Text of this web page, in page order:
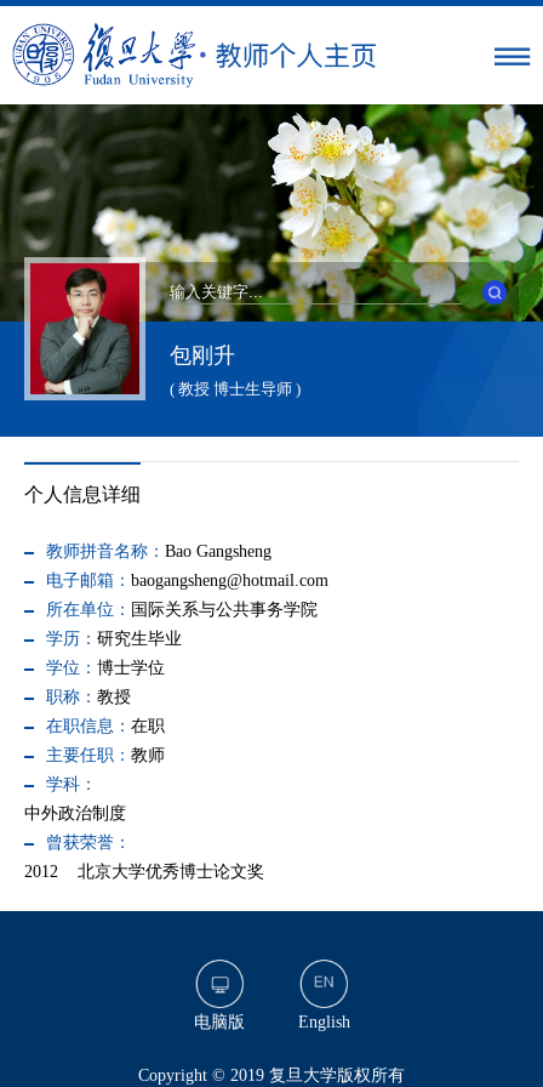
包刚升
( 教授 博士生导师 )
个人信息详细
教师拼音名称： Bao Gangsheng
电子邮箱： baogangsheng@hotmail.com
所在单位： 国际关系与公共事务学院
学历： 研究生毕业
学位： 博士学位
职称： 教授
在职信息： 在职
主要任职： 教师
学科：
中外政治制度
曾获荣誉：
2012 北京大学优秀博士论文奖
电脑版 English
​Copyright © 2019 复旦大学版权所有